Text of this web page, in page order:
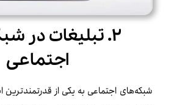
۲. تبلیغات در
اجتماعی
شبکه‌های اجتماعی به یکی از قدرتمندترین